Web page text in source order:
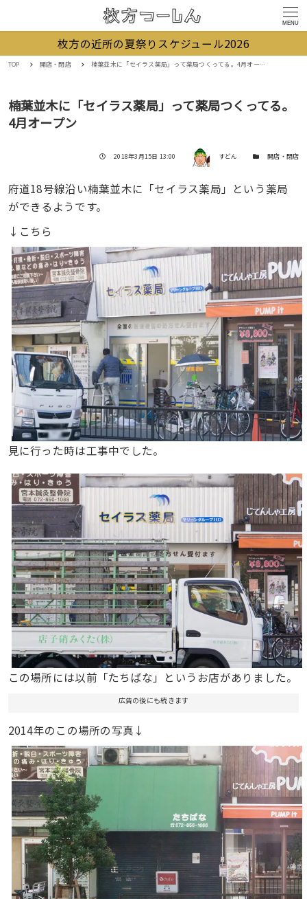
MENU
枚方の近所の夏祭りスケジュール2026
TOP 開店・閉店 楠葉並木に「セイラス薬局」って薬局つくってる。4月オープン
楠葉並木に「セイラス薬局」って薬局つくってる。
4月オープン
投稿日
2018年3月15日 13:00 著者 すどん カテゴリー開店・閉店
府道18号線沿い楠葉並木に「セイラス薬局」という薬局
ができるようです。
↓こちら
見に行った時は工事中でした。
この場所には以前「たちばな」というお店がありました。
広告の後にも続きます
2014年のこの場所の写真↓